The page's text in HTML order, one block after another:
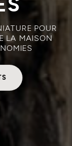
POUR
LA MAISON